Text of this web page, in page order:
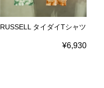
RUSSELL タイダイTシャツ
¥6,930